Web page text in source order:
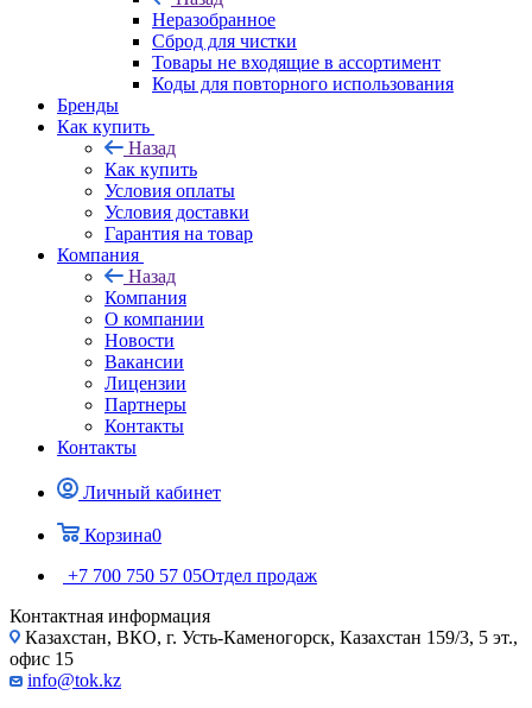
Неразобранное
Сброд для чистки
Товары не входящие в ассортимент
Коды для повторного использования
Бренды
Как купить
Назад
Как купить
Условия оплаты
Условия доставки
Гарантия на товар
Компания
Назад
Компания
О компании
Новости
Вакансии
Лицензии
Партнеры
Контакты
Контакты
Личный кабинет
Корзина0
+7 700 750 57 05Отдел продаж
Контактная информация
Казахстан, ВКО, г. Усть-Каменогорск, Казахстан 159/3, 5 эт.,
офис 15
info@tok.kz